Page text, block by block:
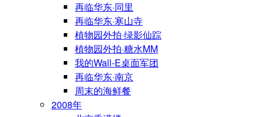
再临华东·同里
再临华东·寒山寺
植物园外拍·绿影仙踪
植物园外拍·糖水MM
我的Wall-E桌面军团
再临华东·南京
周末的海鲜餐
2008年